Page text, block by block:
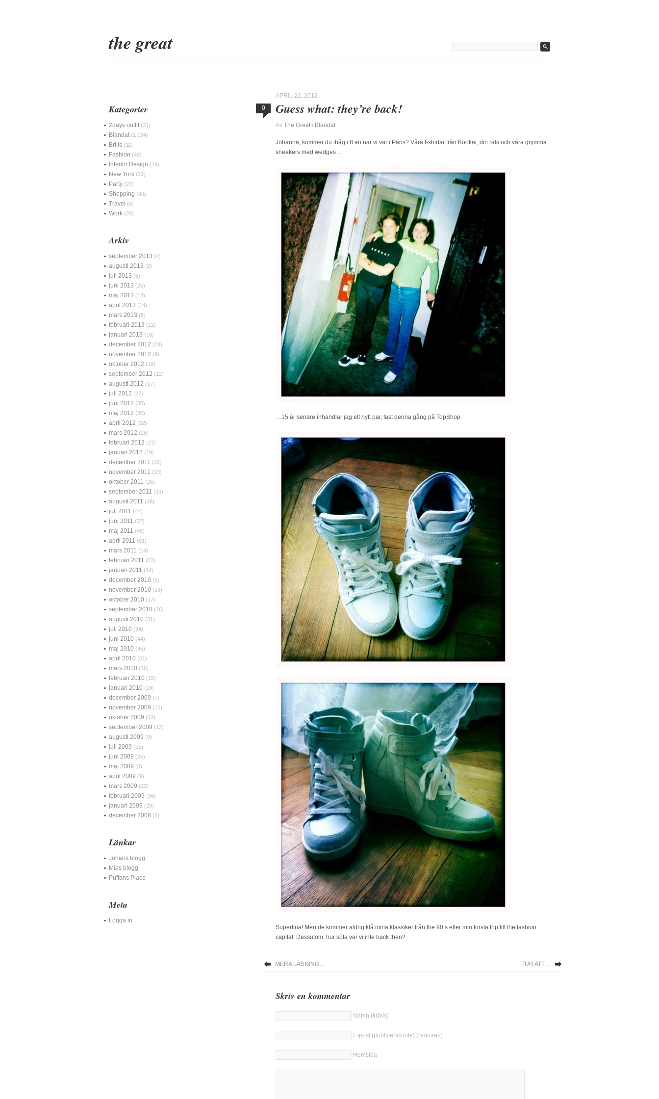
the great
APRIL 22, 2012
0
Guess what: they’re back!
Av The Great i Blandat
Johanna, kommer du ihåg i 8:an när vi var i Paris? Våra t-shirtar från Kookai, din räls och våra grymma
sneakers med wedges…
…15 år senare inhandlar jag ett nytt par, fast denna gång på TopShop.
Superfina! Men de kommer aldrig klå mina klassiker från the 90’s eller min första trip till the fashion
capital. Dessutom, hur söta var vi inte back then?
MERA LÄSNING… TUR ATT…
Skriv en kommentar
Namn (krävs)
E-post (publiceras inte) (required)
Hemsida
Kategorier
2days outfit (31)
Blandat (1 134)
Brills (11)
Fashion (48)
Interior Design (19)
New York (22)
Party (27)
Shopping (49)
Travel (6)
Work (29)
Arkiv
september 2013 (4)
augusti 2013 (2)
juli 2013 (6)
juni 2013 (25)
maj 2013 (14)
april 2013 (14)
mars 2013 (5)
februari 2013 (12)
januari 2013 (16)
december 2012 (23)
november 2012 (9)
oktober 2012 (16)
september 2012 (12)
augusti 2012 (17)
juli 2012 (27)
juni 2012 (30)
maj 2012 (30)
april 2012 (22)
mars 2012 (25)
februari 2012 (27)
januari 2012 (19)
december 2011 (22)
november 2011 (23)
oktober 2011 (25)
september 2011 (33)
augusti 2011 (38)
juli 2011 (44)
juni 2011 (37)
maj 2011 (45)
april 2011 (51)
mars 2011 (14)
februari 2011 (22)
januari 2011 (14)
december 2010 (5)
november 2010 (19)
oktober 2010 (17)
september 2010 (26)
augusti 2010 (31)
juli 2010 (34)
juni 2010 (44)
maj 2010 (45)
april 2010 (61)
mars 2010 (36)
februari 2010 (15)
januari 2010 (18)
december 2009 (7)
november 2009 (12)
oktober 2009 (13)
september 2009 (12)
augusti 2009 (9)
juli 2009 (15)
juni 2009 (25)
maj 2009 (8)
april 2009 (9)
mars 2009 (23)
februari 2009 (36)
januari 2009 (29)
december 2008 (2)
Länkar
Johans blogg
Mias blogg
Puffans Place
Meta
Logga in